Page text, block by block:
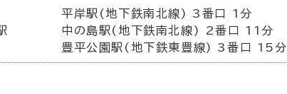
平岸駅(地下鉄南北線) 3番口 1分
中の島駅(地下鉄南北線) 2番口 11分
豊平公園駅(地下鉄東豊線) 3番口 15分